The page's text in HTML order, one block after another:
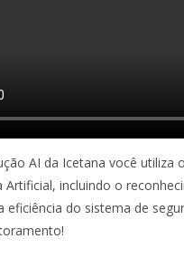
AI da Icetana você utiliza
Artificial, incluindo o
eficiência do sistema de